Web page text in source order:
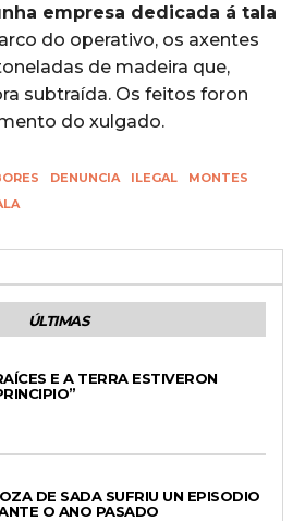
empresa dedicada á tala
do operativo, os axentes
de madeira que,
subtraída. Os feitos foron
do xulgado.
DENUNCIA ILEGAL
MONTES
ÚLTIMAS
E A TERRA ESTIVERON
DE SADA SUFRIU UN EPISODIO
O ANO PASADO